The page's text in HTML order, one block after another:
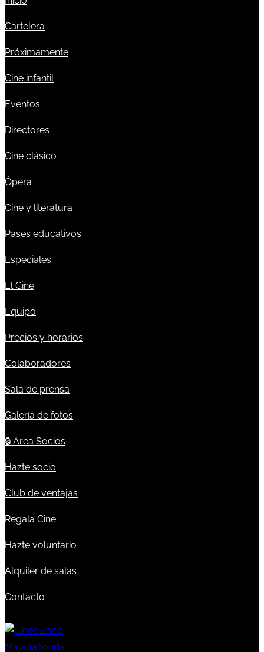
Cartelera
Próximamente
Cine infantil
Eventos
Directores
Cine clásico
Ópera
Cine y literatura
Pases educativos
Especiales
El Cine
Equipo
Precios y horarios
Colaboradores
Sala de prensa
Galería de fotos
🔒 Área Socios
Hazte socio
Club de ventajas
Regala Cine
Hazte voluntario
Alquiler de salas
Contacto